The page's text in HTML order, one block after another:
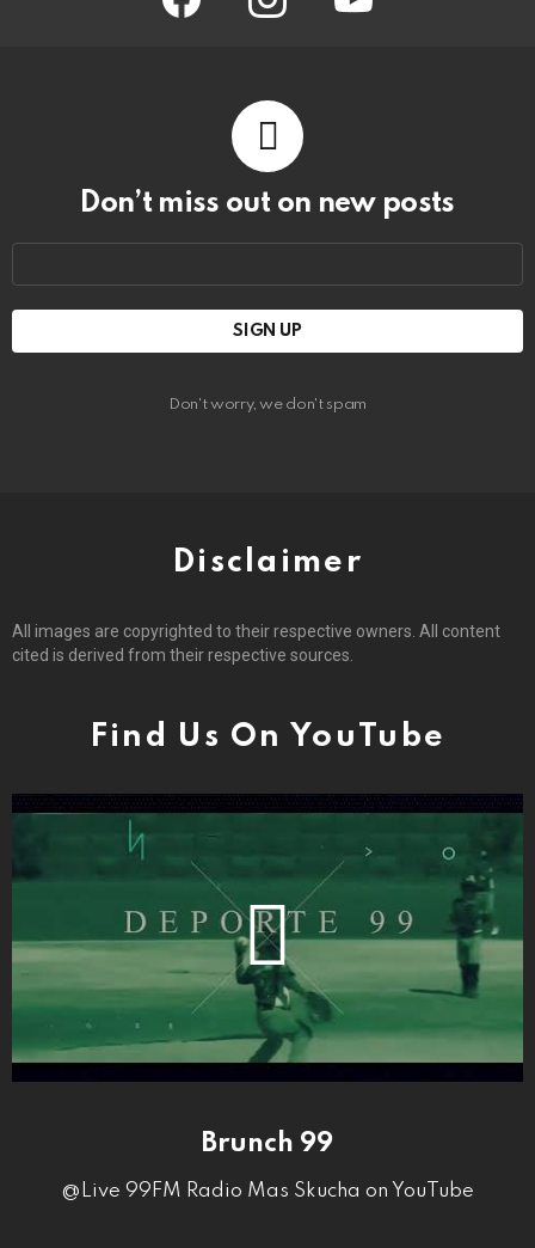
Don’t miss out on new posts
Don't worry, we don't spam
Disclaimer
All images are copyrighted to their respective owners. All content
cited is derived from their respective sources.
Find Us On YouTube
Brunch 99
@Live 99FM Radio Mas Skucha on YouTube